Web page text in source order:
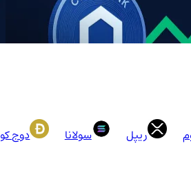
ریپل سولانا دوج